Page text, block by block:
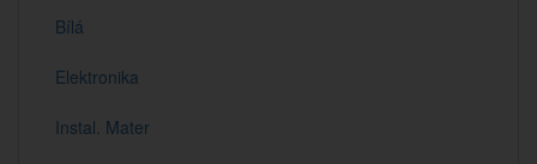
Bílá
Elektronika
Instal. Mater